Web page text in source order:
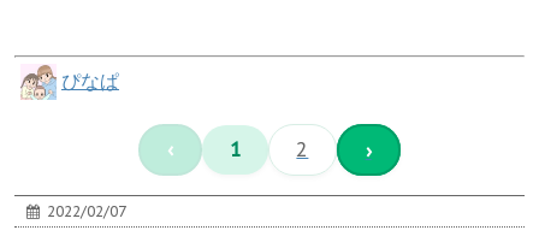
ぴなぱ
‹ 1 2 ›
2022/02/07